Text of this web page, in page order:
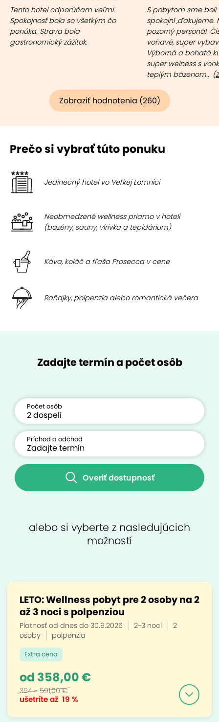
Tento hotel odporúčam veľmi.
Spokojnosť bola so všetkým čo
ponúka. Strava bola
gastronomický zážitok.
S pobytom sme boli
spokojní ,ďakujeme.
pozorný personál.
voňavé, super
Výborná a bohatá
super welness s
teplým bázenom... (
Zobraziť hodnotenia (260)
Prečo si vybrať túto ponuku
Jedinečný hotel vo Veľkej Lomnici
Neobmedzené wellness priamo v hoteli
(bazény, sauny, vírivka a tepidárium)
Káva, koláč a fľaša Prosecca v cene
Raňajky, polpenzia alebo romantická večera
Zadajte termín a počet osôb
Počet osôb
Príchod a odchod
Overiť dostupnosť
alebo si vyberte z nasledujúcich
možností
LETO: Wellness pobyt pre 2 osoby na 2
až 3 noci s polpenziou
Platnosť od dnes do 30.9.2026 2-3 noci
2
osoby
polpenzia
Extra cena
ušetríte až 19 %
od 358,00 €
394 - 591,00 €